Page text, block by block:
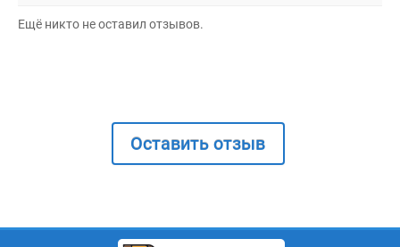
Ещё никто не оставил отзывов.
Оставить отзыв